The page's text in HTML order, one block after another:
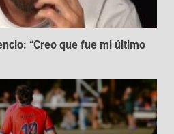
“Creo que fue mi último